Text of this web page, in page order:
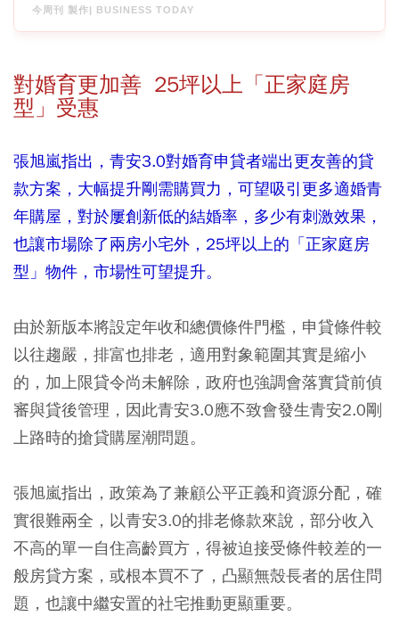
今周刊 製作| BUSINESS TODAY
對婚育更加善 25坪以上「正家庭房
型」受惠
張旭嵐指出，青安3.0對婚育申貸者端出更友善的貸
款方案，大幅提升剛需購買力，可望吸引更多適婚青
年購屋，對於屢創新低的結婚率，多少有刺激效果，
也讓市場除了兩房小宅外，25坪以上的「正家庭房
型」物件，市場性可望提升。
由於新版本將設定年收和總價條件門檻，申貸條件較
以往趨嚴，排富也排老，適用對象範圍其實是縮小
的，加上限貸令尚未解除，政府也強調會落實貸前偵
審與貸後管理，因此青安3.0應不致會發生青安2.0剛
上路時的搶貸購屋潮問題。
張旭嵐指出，政策為了兼顧公平正義和資源分配，確
實很難兩全， 以青安3.0的排老條款來說 ， 部分收入
不高的單一自住高齡買方，得被迫接受條件較差的一
般房貸方案，或根本買不了，凸顯無殼長者的居住問
題，也讓中繼安置的社宅推動更顯重要。